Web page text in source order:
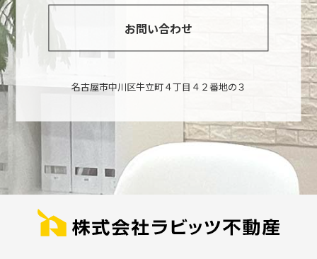
お問い合わせ
名古屋市中川区牛立町４丁目４２番地の３